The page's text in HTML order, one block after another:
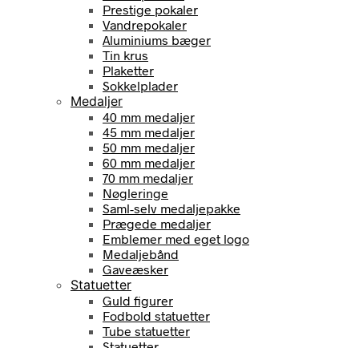
Prestige pokaler
Vandrepokaler
Aluminiums bæger
Tin krus
Plaketter
Sokkelplader
Medaljer
40 mm medaljer
45 mm medaljer
50 mm medaljer
60 mm medaljer
70 mm medaljer
Nøgleringe
Saml-selv medaljepakke
Prægede medaljer
Emblemer med eget logo
Medaljebånd
Gaveæsker
Statuetter
Guld figurer
Fodbold statuetter
Tube statuetter